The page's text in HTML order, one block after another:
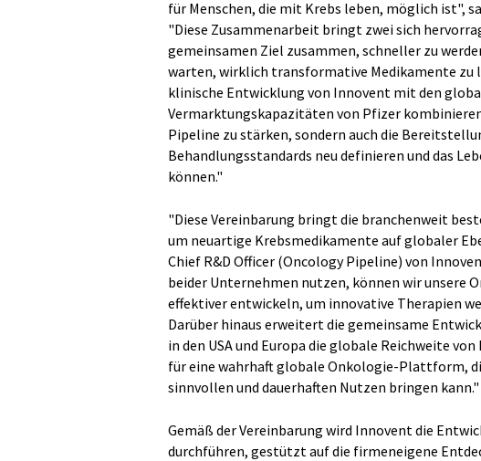
für Menschen, die mit Krebs leben, möglich ist",
"Diese Zusammenarbeit bringt zwei sich
gemeinsamen Ziel zusammen, schneller zu
warten, wirklich transformative Medikamente zu
klinische Entwicklung von Innovent mit den
Vermarktungskapazitäten von Pfizer
Pipeline zu stärken, sondern auch die
Behandlungsstandards neu definieren und das
können."
"Diese Vereinbarung bringt die branchenweit
um neuartige Krebsmedikamente auf globaler
Chief R&D Officer (Oncology Pipeline) von
beider Unternehmen nutzen, können wir unsere
effektiver entwickeln, um innovative Therapien
Darüber hinaus erweitert die gemeinsame
in den USA und Europa die globale Reichweite
für eine wahrhaft globale Onkologie-Plattform,
sinnvollen und dauerhaften Nutzen bringen kann."
Gemäß der Vereinbarung wird Innovent die
durchführen, gestützt auf die firmeneigene